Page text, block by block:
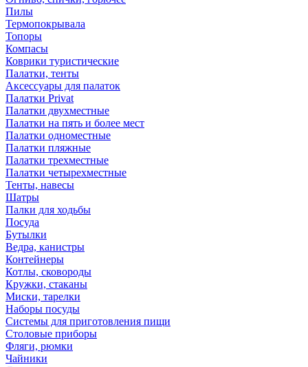
Пилы
Термопокрывала
Топоры
Компасы
Коврики туристические
Палатки, тенты
Аксессуары для палаток
Палатки Privat
Палатки двухместные
Палатки на пять и более мест
Палатки одноместные
Палатки пляжные
Палатки трехместные
Палатки четырехместные
Тенты, навесы
Шатры
Палки для ходьбы
Посуда
Бутылки
Ведра, канистры
Контейнеры
Котлы, сковороды
Кружки, стаканы
Миски, тарелки
Наборы посуды
Системы для приготовления пищи
Столовые приборы
Фляги, рюмки
Чайники